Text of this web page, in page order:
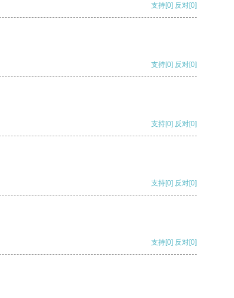
支持[0] 反对[0]
支持[0] 反对[0]
支持[0] 反对[0]
支持[0] 反对[0]
支持[0] 反对[0]